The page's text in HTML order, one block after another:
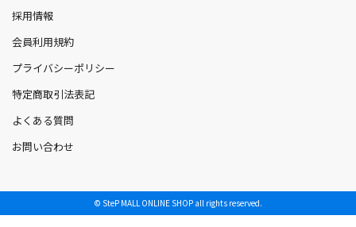
採用情報
会員利用規約
プライバシーポリシー
特定商取引法表記
よくある質問
お問い合わせ
© SteP MALL ONLINE SHOP all rights reserved.